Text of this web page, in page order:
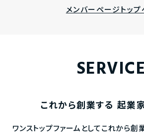
メンバーページトッ
SERVICE
これから創業する 起業
ワンストップファームとしてこれから